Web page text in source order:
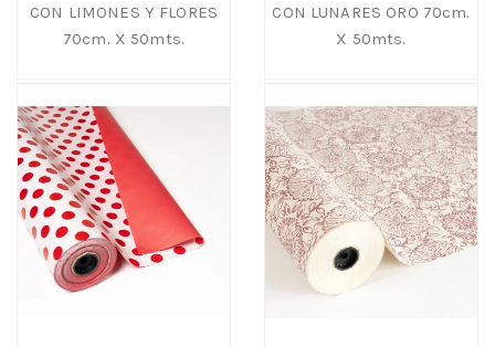
CON LIMONES Y FLORES
70cm. X 50mts.
CON LUNARES ORO 70cm.
X 50mts.